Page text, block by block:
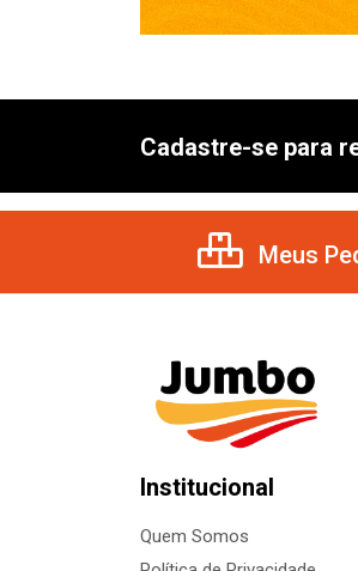
Cadastre-se para
Meus
Institucional
Quem Somos